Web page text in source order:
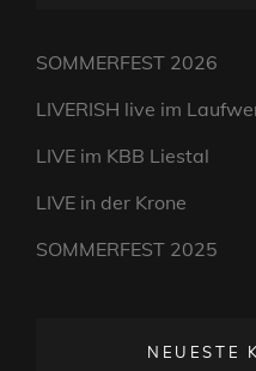
SOMMERFEST 2026
LIVERISH live im
LIVE im KBB Liestal
LIVE in der Krone
SOMMERFEST 2025
NEUESTE